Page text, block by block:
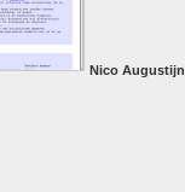
Nico Augustijn